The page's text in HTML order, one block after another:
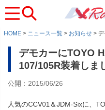
HOME ニュース一覧 お知らせ
デモカーにTOYO
107/105R装着しま
公開：2015/06/26
人気のCCV01＆JDM-Sixに、